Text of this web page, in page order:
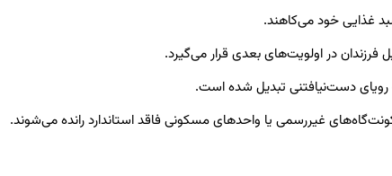
غذایی خود می‌کاهند.
در اولویت‌های بعدی قرار می‌گیرد.
رویای دست‌نیافتنی تبدیل شده است.
غیررسمی یا واحدهای مسکونی فاقد استاندارد رانده می‌شوند.